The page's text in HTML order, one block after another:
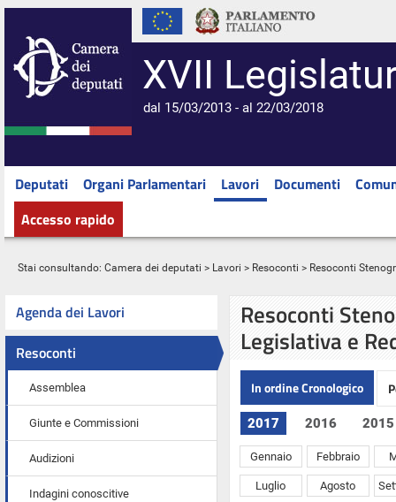
XVII
dal 15/03/2013 - al 22/03/2018
Deputati Organi Parlamentari Lavori Documenti
Accesso rapido
Stai consultando: Camera dei deputati > Lavori > Resoconti > Resoconti
Agenda dei Lavori
Resoconti
Assemblea
Giunte e Commissioni
Audizioni
Indagini conoscitive
Resoconti
Legislativa e
In ordine Cronologico
2017
Gennaio Febbraio
Luglio Agosto
2016 2015